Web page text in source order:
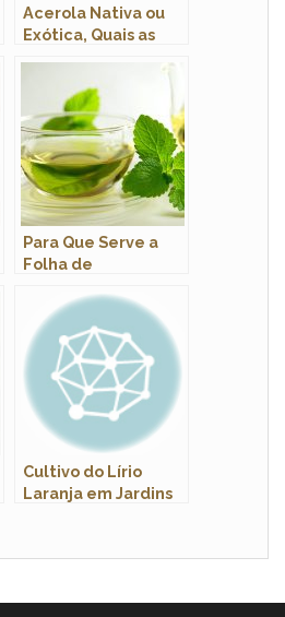
Acerola Nativa ou
Exótica, Quais as
Para Que Serve a
Folha de
Cultivo do Lírio
Laranja em Jardins